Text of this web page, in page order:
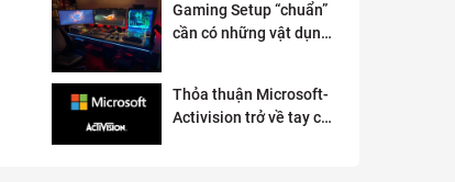
Gaming Setup “chuẩn”
cần có những vật dụng
Thỏa thuận Microsoft-
Activision trở về tay cơ